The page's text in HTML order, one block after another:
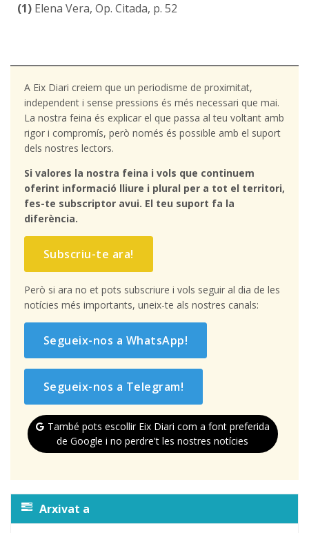
(1) Elena Vera, Op. Citada, p. 52
A Eix Diari creiem que un periodisme de proximitat,
independent i sense pressions és més necessari que mai.
La nostra feina és explicar el que passa al teu voltant amb
rigor i compromís, però només és possible amb el suport
dels nostres lectors.
Si valores la nostra feina i vols que continuem
oferint informació lliure i plural per a tot el territori,
fes-te subscriptor avui. El teu suport fa la
diferència.
Subscriu-te ara!
Però si ara no et pots subscriure i vols seguir al dia de les
notícies més importants, uneix-te als nostres canals:
Segueix-nos a WhatsApp!
Segueix-nos a Telegram!
També pots escollir Eix Diari com a font preferida
de Google i no perdre't les nostres notícies
Arxivat a